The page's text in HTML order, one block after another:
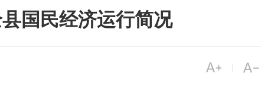
国民经济运行简况
 